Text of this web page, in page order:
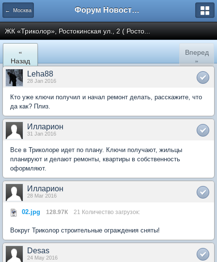
← Москва Форум Новостройки
ЖК «Триколор», Ростокинская ул., 2 ( Росто...
«
Назад
Вперед
»
Leha88
28 Jan 2016
Кто уже ключи получил и начал ремонт делать, расскажите, что
да как? Плиз.
Илларион
31 Jan 2016
Все в Триколоре идет по плану. Ключи получают, жильцы
планируют и делают ремонты, квартиры в собственность
оформляют.
Илларион
28 Mar 2016
02.jpg 128.97К 21 Количество загрузок:
Вокруг Триколор строительные ограждения сняты!
Desas
24 May 2016